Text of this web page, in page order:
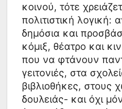
κοινού, τότε
πολιτιστική λογική:
δημόσια και
κόμιξ, θέατρο και
που να φτάνουν
γειτονιές, στα
βιβλιοθήκες, στους
δουλειάς- και όχι